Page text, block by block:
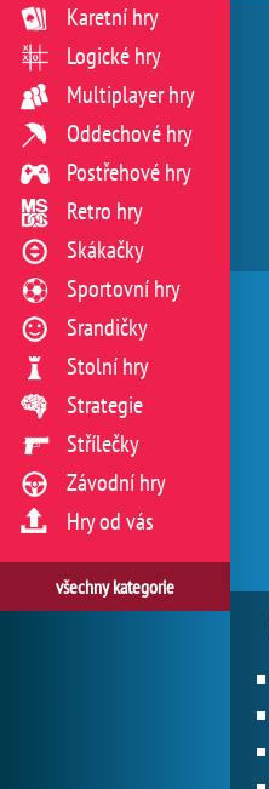
Karetní hry
Logické hry
Multiplayer hry
Oddechové hry
Postřehové hry
Retro hry
Skákačky
Sportovní hry
Srandičky
Stolní hry
Strategie
Střílečky
Závodní hry
Hry od vás
všechny kategorie